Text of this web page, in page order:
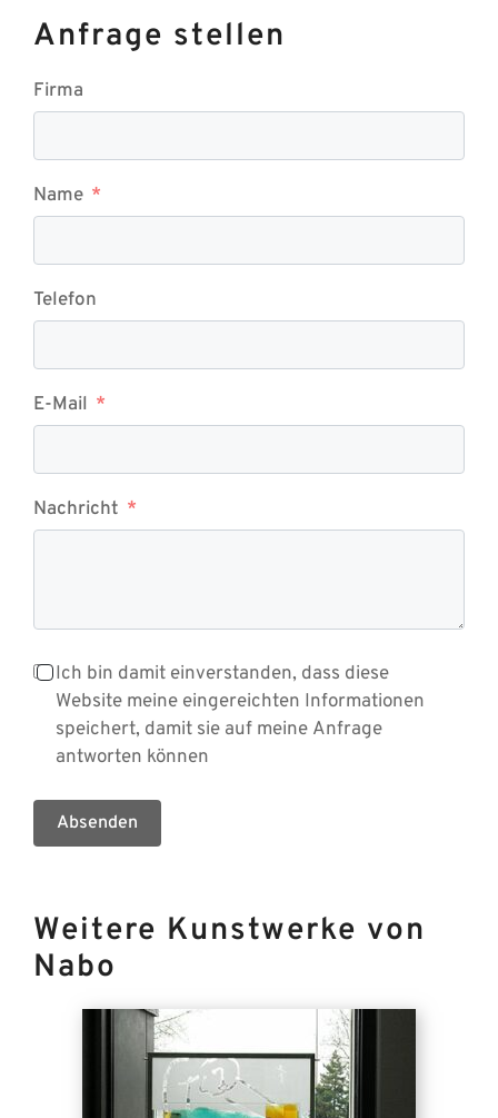
Anfrage stellen
Firma
Name
Telefon
E-Mail
Nachricht
Ich bin damit einverstanden, dass diese
Website meine eingereichten Informationen
speichert, damit sie auf meine Anfrage
antworten können
Absenden
Weitere Kunstwerke von
Nabo